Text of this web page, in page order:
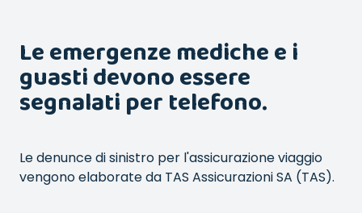
Le emergenze mediche e i
guasti devono essere
segnalati per telefono.
Le denunce di sinistro per l'assicurazione viaggio
vengono elaborate da TAS Assicurazioni SA (TAS).